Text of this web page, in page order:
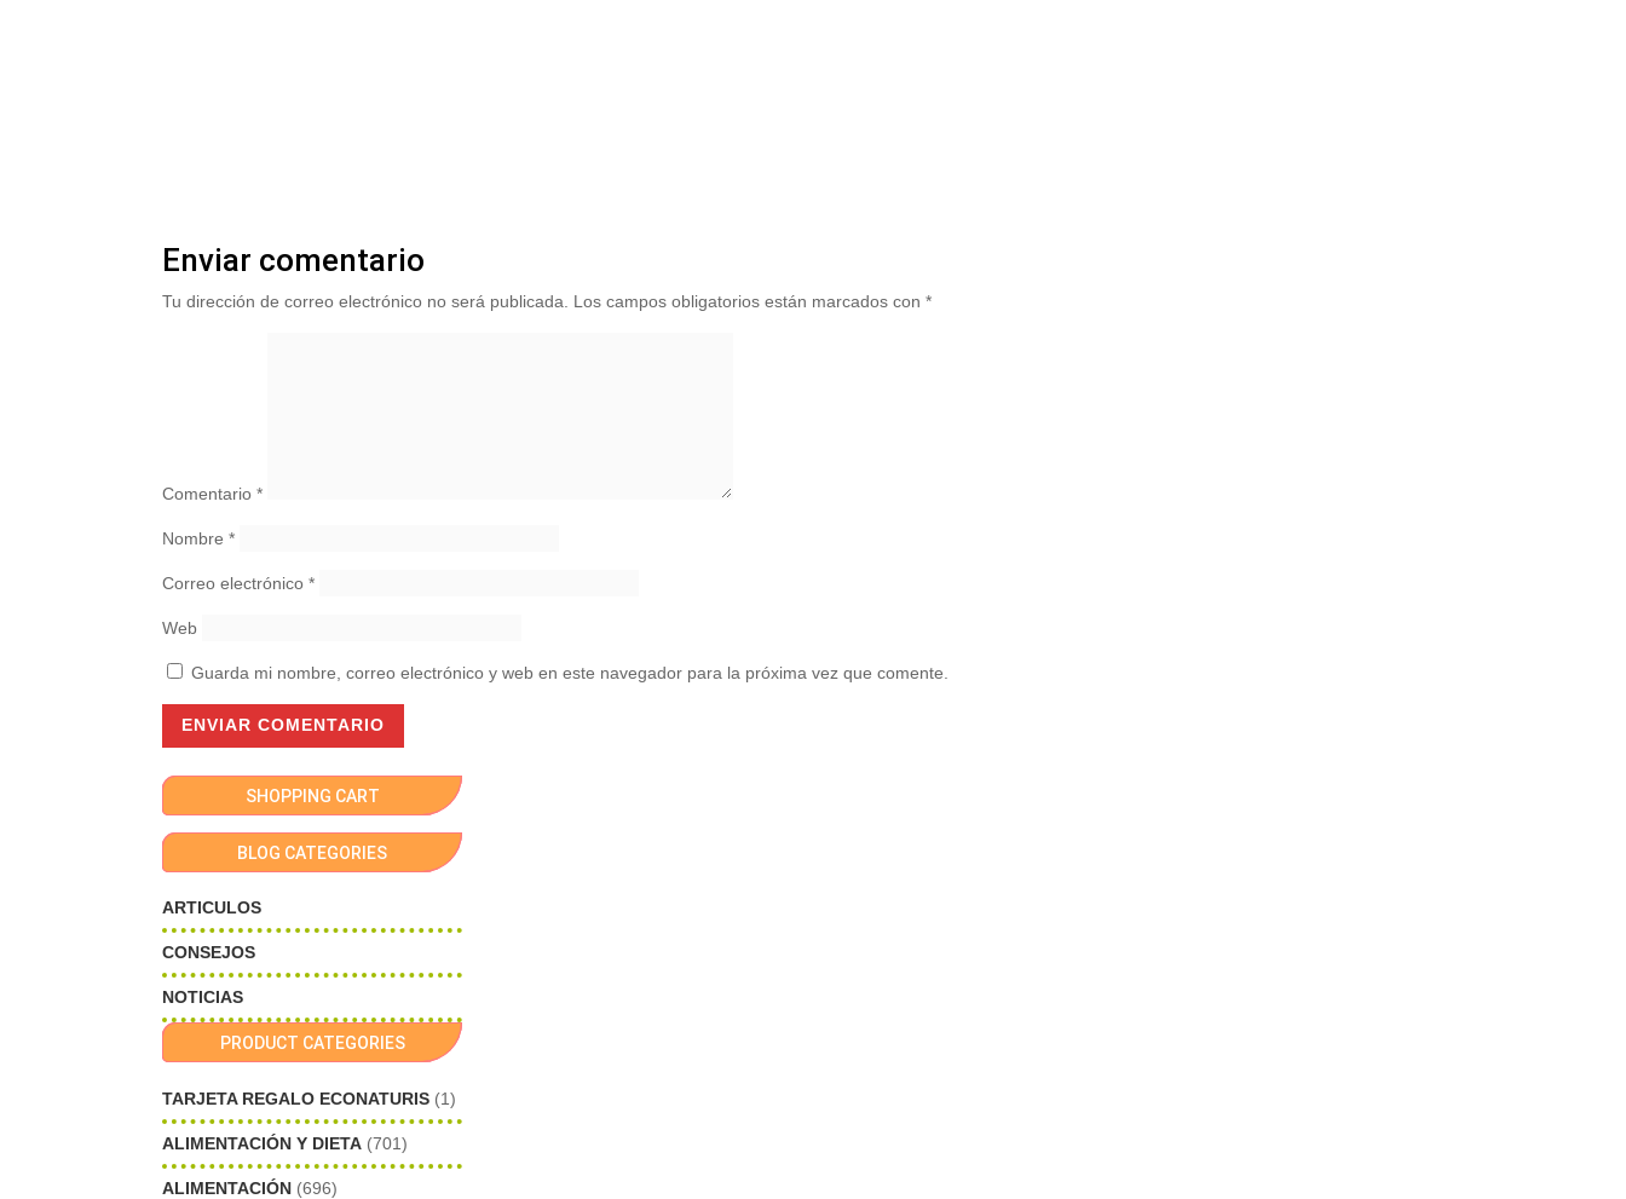
Enviar comentario
Tu dirección de correo electrónico no será publicada. Los campos obligatorios están marcados con*
Comentario*
Nombre*
Correo electrónico*
Web
Guarda mi nombre, correo electrónico y web en este navegador para la próxima vez que comente.
SHOPPING CART
BLOG CATEGORIES
ARTICULOS
CONSEJOS
NOTICIAS
PRODUCT CATEGORIES
TARJETA REGALO ECONATURIS (1)
ALIMENTACIÓN Y DIETA (701)
ALIMENTACIÓN (696)